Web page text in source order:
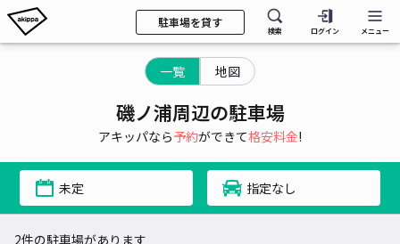
駐車場を貸す
検索 ログイン メニュー
一覧 地図
磯ノ浦周辺の駐車場
アキッパなら予約ができて格安料金!
未定 指定なし
2件の駐車場があります